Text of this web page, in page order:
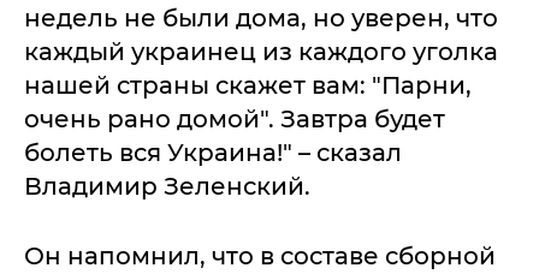
недель не были дома, но уверен, что
каждый украинец из каждого уголка
нашей страны скажет вам: "Парни,
очень рано домой". Завтра будет
болеть вся Украина!" – сказал
Владимир Зеленский.
Он напомнил, что в составе сборной